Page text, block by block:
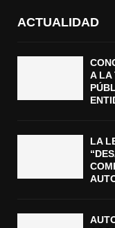
ACTUALIDAD
A LA
LA